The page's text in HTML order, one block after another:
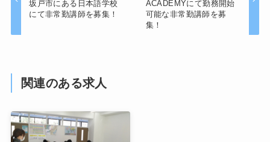
坂戸市にある日本語学校
にて非常勤講師を募集！
ACADEMYにて勤務開始
可能な非常勤講師を募
集！
関連のある求人